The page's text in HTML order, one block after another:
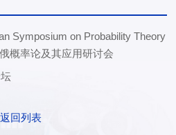
Symposium on Probability Theory
概率论及其应用研讨会
返回列表